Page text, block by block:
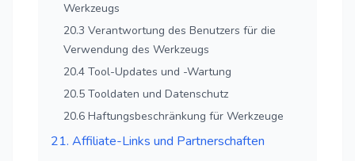
Werkzeugs
20.3 Verantwortung des Benutzers für die
Verwendung des Werkzeugs
20.4 Tool-Updates und -Wartung
20.5 Tooldaten und Datenschutz
20.6 Haftungsbeschränkung für Werkzeuge
21. Affiliate-Links und Partnerschaften